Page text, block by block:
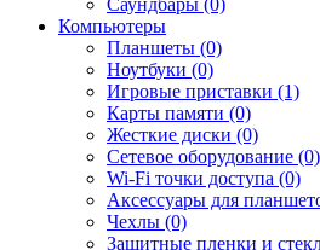
Компьютеры
Планшеты (0)
Ноутбуки (0)
Игровые приставки (1)
Карты памяти (0)
Жесткие диски (0)
Сетевое оборудование (0)
Wi-Fi точки доступа (0)
Аксессуары для
Чехлы (0)
Защитные пленки и